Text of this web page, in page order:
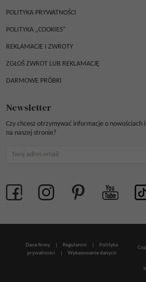
POLITYKA PRYWATNOŚCI
POLITYKA „COOKIES”
REKLAMACJE I ZWROTY
ZGŁOŚ ZWROT LUB REKLAMACJĘ
DARMOWE PRÓBKI
Newsletter
Czy chcesz otrzymywać informacje o nowościach
na naszej stronie?
Dane firmy Regulamin
Polityka
prywatności
Wykasowanie danych